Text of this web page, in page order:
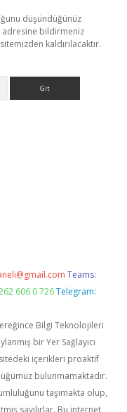
düşündüğünüz
adresine bildirmeniz
kaldırılacaktır.
Teams:
606 0 726 Telegram:
Bilgi Teknolojileri
bir Yer Sağlayıcı
içerikleri proaktif
bulunmamaktadır.
taşımakta olup,
sayılırlar. Bu internet